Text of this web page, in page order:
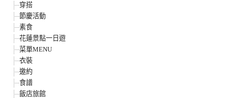
穿搭
節慶活動
素食
花蓮景點一日遊
菜單MENU
衣裝
邀約
食譜
飯店旅館